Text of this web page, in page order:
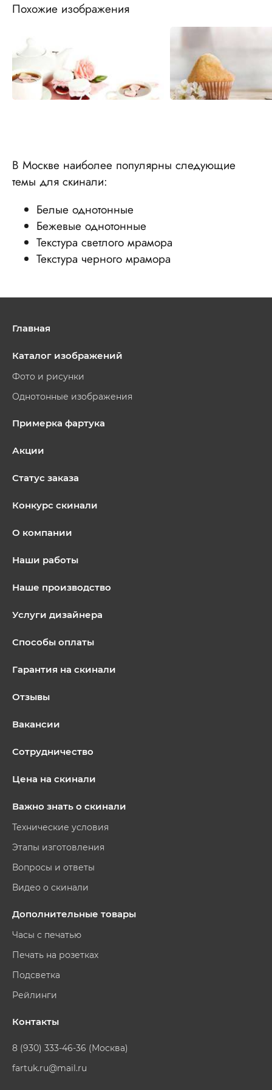
Похожие изображения
В Москве наиболее популярны следующие
темы для скинали:
Белые однотонные
Бежевые однотонные
Текстура светлого мрамора
Текстура черного мрамора
Главная
Каталог изображений
Фото и рисунки
Однотонные изображения
Примерка фартука
Акции
Статус заказа
Конкурс скинали
О компании
Наши работы
Наше производство
Услуги дизайнера
Способы оплаты
Гарантия на скинали
Отзывы
Вакансии
Сотрудничество
Цена на скинали
Важно знать о скинали
Технические условия
Этапы изготовления
Вопросы и ответы
Видео о скинали
Дополнительные товары
Часы с печатью
Печать на розетках
Подсветка
Рейлинги
Контакты
8 (930) 333-46-36 (Москва)
fartuk.ru@mail.ru